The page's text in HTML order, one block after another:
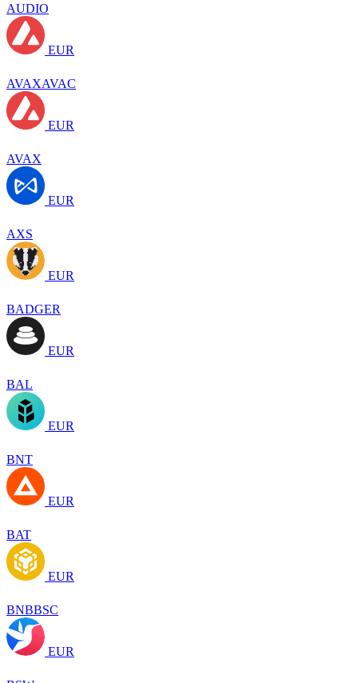
AUDIO
EUR
AVAXAVAC
EUR
AVAX
EUR
AXS
EUR
BADGER
EUR
BAL
EUR
BNT
EUR
BAT
EUR
BNBBSC
EUR